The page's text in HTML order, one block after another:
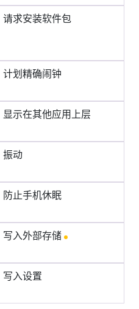
请求安装软件包
计划精确闹钟
显示在其他应用上层
振动
防止手机休眠
写入外部存储
写入设置